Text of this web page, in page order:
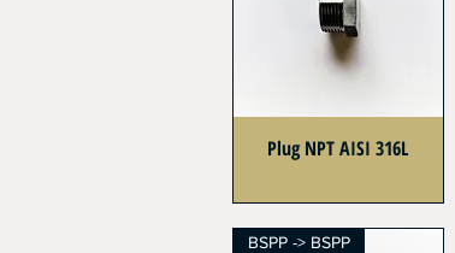
Plug NPT AISI 316L
BSPP -> BSPP